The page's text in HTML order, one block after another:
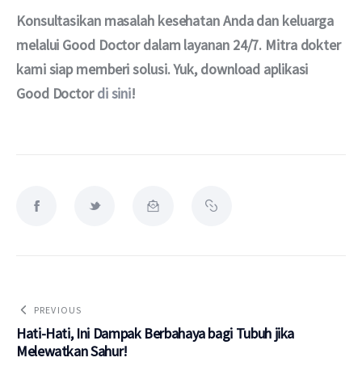
Konsultasikan masalah kesehatan Anda dan keluarga
melalui Good Doctor dalam layanan 24/7. Mitra dokter
kami siap memberi solusi. Yuk, download aplikasi
Good Doctor di sini!
PREVIOUS
Hati-Hati, Ini Dampak Berbahaya bagi Tubuh jika
Melewatkan Sahur!